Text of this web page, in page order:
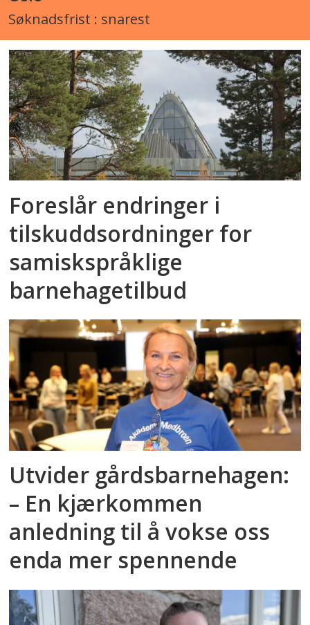
Søknadsfrist : snarest
Foreslår endringer i
tilskuddsordninger for
samiskspråklige
barnehagetilbud
Utvider gårdsbarnehagen:
– En kjærkommen
anledning til å vokse oss
enda mer spennende